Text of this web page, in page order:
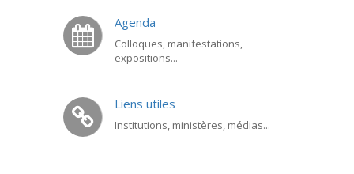
Agenda
Colloques, manifestations,
expositions...
Liens utiles
Institutions, ministères, médias...